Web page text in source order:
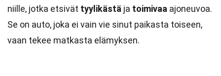
niille, jotka etsivät tyylikästä ja toimivaa ajoneuvoa.
Se on auto, joka ei vain vie sinut paikasta toiseen,
vaan tekee matkasta elämyksen.